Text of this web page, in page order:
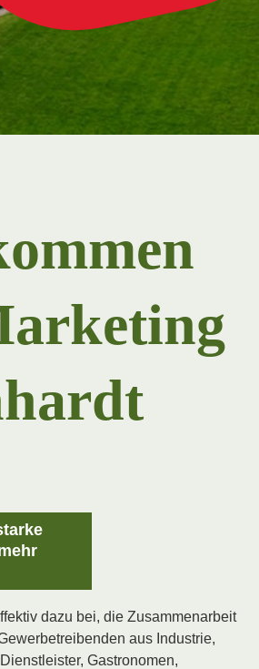
dazu bei, die Zusammenarbeit
aus Industrie,
Gastronomen,